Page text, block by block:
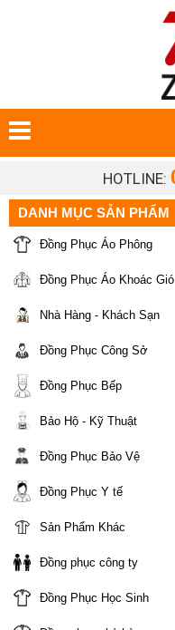
HOTLINE:
DANH MỤC SẢN PHẨM
Đồng Phục Áo Phông
Đồng Phục Áo Khoác Gió
Nhà Hàng - Khách Sạn
Đồng Phục Công Sở
Đồng Phục Bếp
Bảo Hộ - Kỹ Thuật
Đồng Phục Bảo Vệ
Đồng Phục Y tế
Sản Phẩm Khác
Đồng phục công ty
Đồng Phục Học Sinh